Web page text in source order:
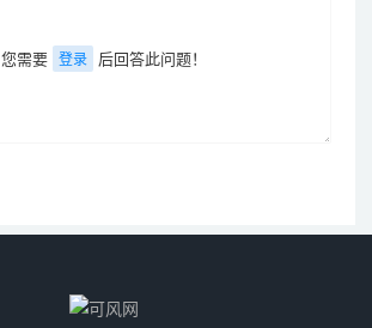
您需要 登录 后回答此问题！